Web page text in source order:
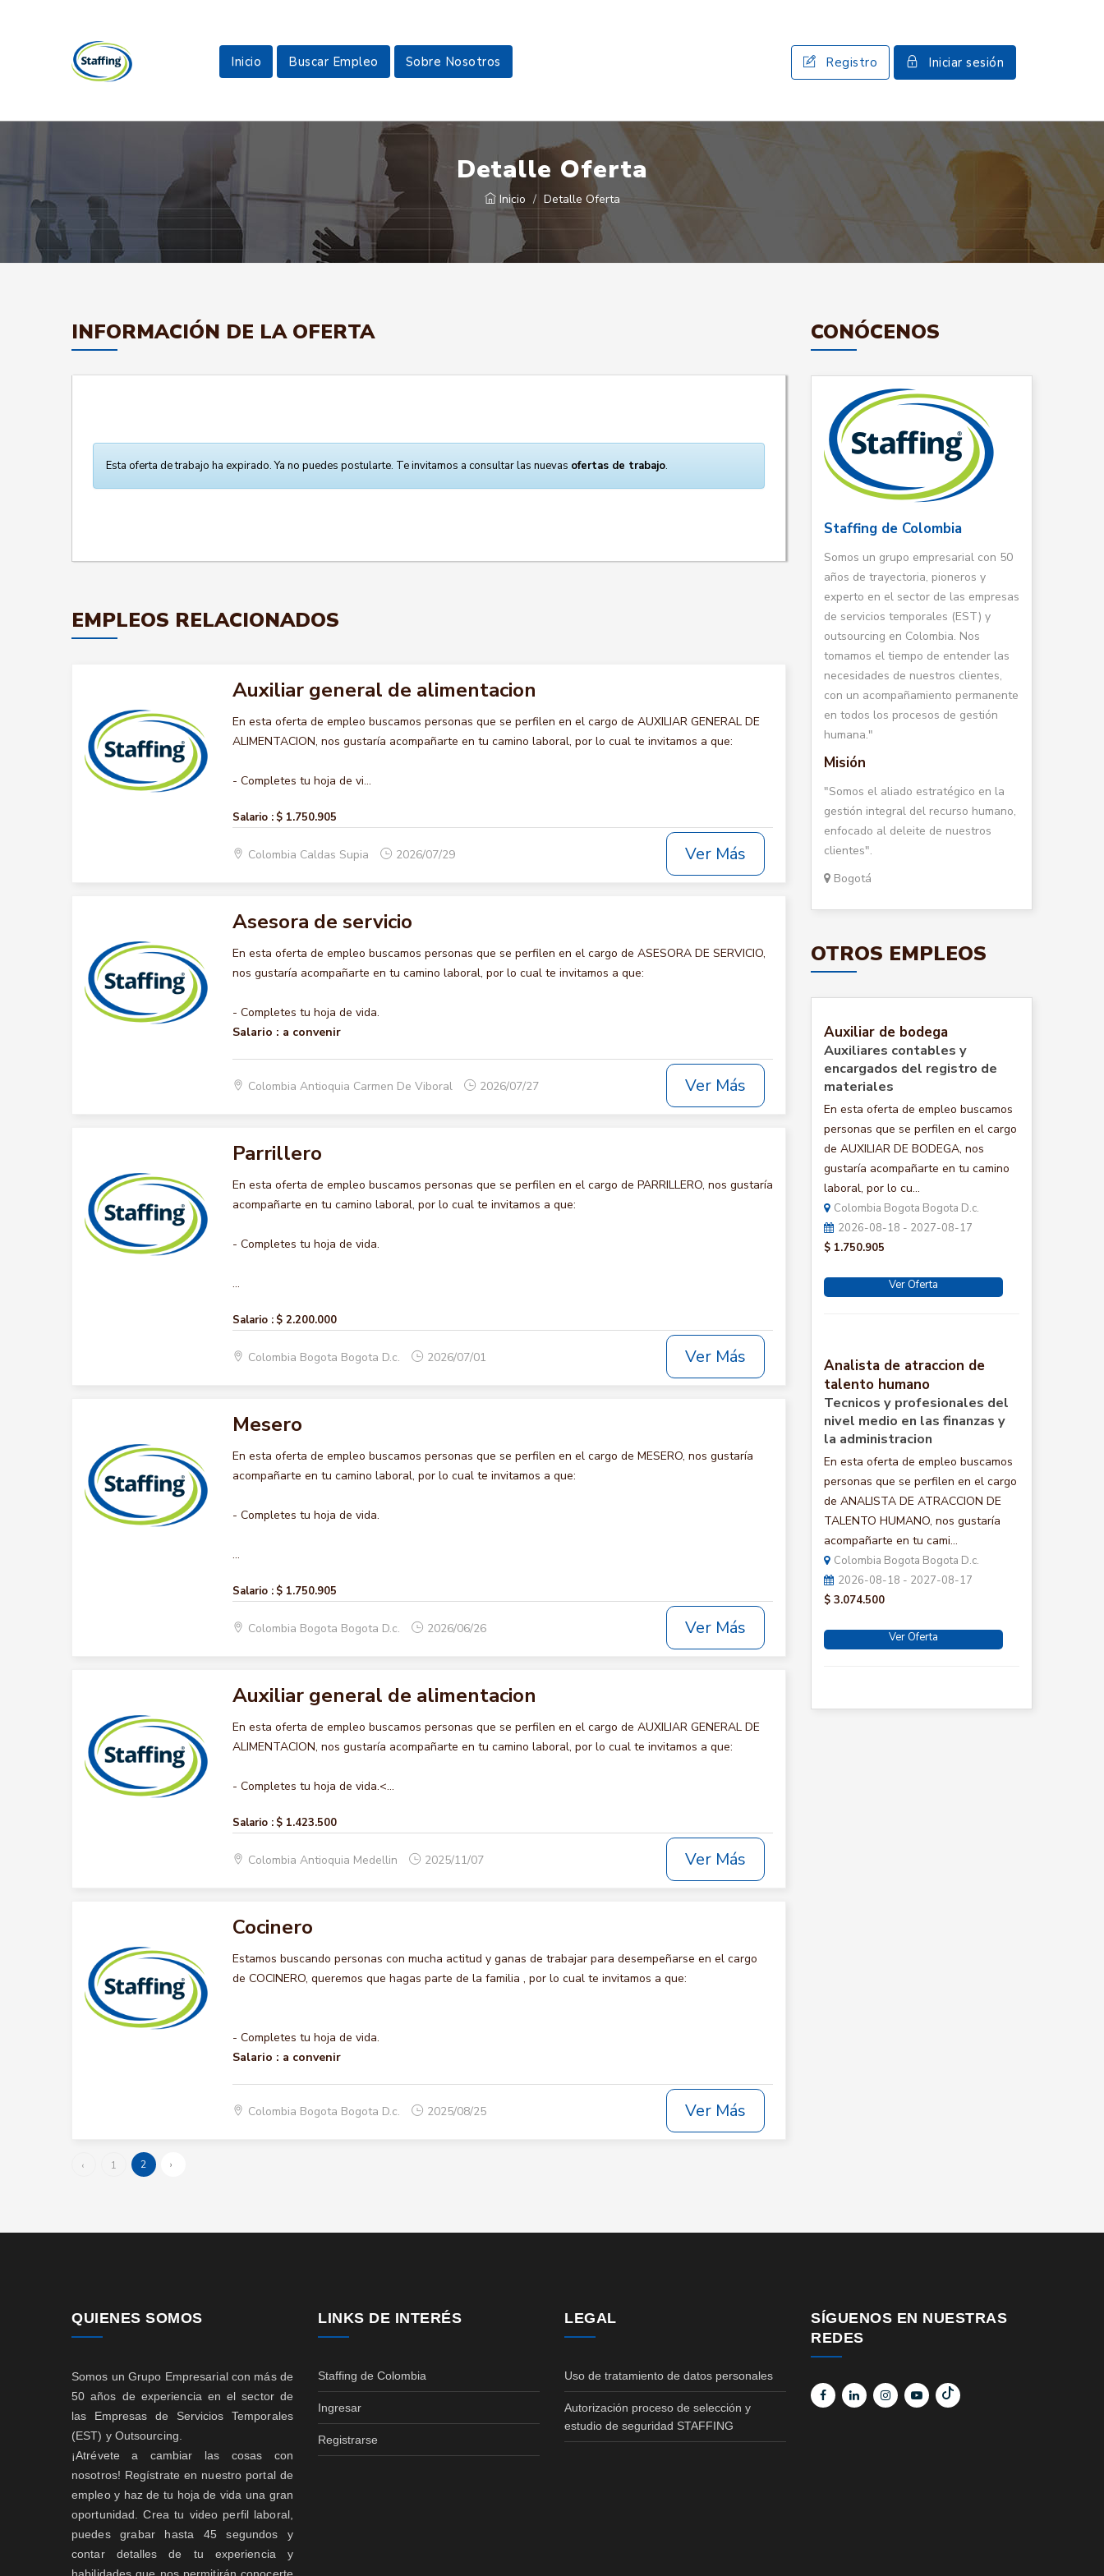
Inicio Buscar Empleo Sobre Nosotros Registro Iniciar sesión
Detalle Oferta
Inicio Detalle Oferta
INFORMACIÓN DE LA OFERTA
Esta oferta de trabajo ha expirado. Ya no puedes postularte. Te invitamos a consultar las nuevas ofertas de trabajo.
EMPLEOS RELACIONADOS
Auxiliar general de alimentacion
En esta oferta de empleo buscamos personas que se perfilen en el cargo de AUXILIAR GENERAL DE
ALIMENTACION, nos gustaría acompañarte en tu camino laboral, por lo cual te invitamos a que:
- Completes tu hoja de vi...
Salario : $ 1.750.905
Colombia Caldas Supia 2026/07/29 Ver Más
Asesora de servicio
En esta oferta de empleo buscamos personas que se perfilen en el cargo de ASESORA DE SERVICIO,
nos gustaría acompañarte en tu camino laboral, por lo cual te invitamos a que:
- Completes tu hoja de vida.
Salario : a convenir
Colombia Antioquia Carmen De Viboral 2026/07/27 Ver Más
Parrillero
En esta oferta de empleo buscamos personas que se perfilen en el cargo de PARRILLERO, nos gustaría
acompañarte en tu camino laboral, por lo cual te invitamos a que:
- Completes tu hoja de vida.
...
Salario : $ 2.200.000
Colombia Bogota Bogota D.c. 2026/07/01 Ver Más
Mesero
En esta oferta de empleo buscamos personas que se perfilen en el cargo de MESERO, nos gustaría
acompañarte en tu camino laboral, por lo cual te invitamos a que:
- Completes tu hoja de vida.
...
Salario : $ 1.750.905
Colombia Bogota Bogota D.c. 2026/06/26 Ver Más
Auxiliar general de alimentacion
En esta oferta de empleo buscamos personas que se perfilen en el cargo de AUXILIAR GENERAL DE
ALIMENTACION, nos gustaría acompañarte en tu camino laboral, por lo cual te invitamos a que:
- Completes tu hoja de vida.<...
Salario : $ 1.423.500
Colombia Antioquia Medellin 2025/11/07 Ver Más
Cocinero
Estamos buscando personas con mucha actitud y ganas de trabajar para desempeñarse en el cargo
de COCINERO, queremos que hagas parte de la familia , por lo cual te invitamos a que:
- Completes tu hoja de vida.
Salario : a convenir
Colombia Bogota Bogota D.c. 2025/08/25 Ver Más
‹ 1 2 ›
CONÓCENOS
Staffing de Colombia
Somos un grupo empresarial con 50
años de trayectoria, pioneros y
experto en el sector de las empresas
de servicios temporales (EST) y
outsourcing en Colombia. Nos
tomamos el tiempo de entender las
necesidades de nuestros clientes,
con un acompañamiento permanente
en todos los procesos de gestión
humana."
Misión
"Somos el aliado estratégico en la
gestión integral del recurso humano,
enfocado al deleite de nuestros
clientes".
Bogotá
OTROS EMPLEOS
Auxiliar de bodega
Auxiliares contables y
encargados del registro de
materiales
En esta oferta de empleo buscamos
personas que se perfilen en el cargo
de AUXILIAR DE BODEGA, nos
gustaría acompañarte en tu camino
laboral, por lo cu...
Colombia Bogota Bogota D.c.
2026-08-18 - 2027-08-17
$ 1.750.905
Ver Oferta
Analista de atraccion de
talento humano
Tecnicos y profesionales del
nivel medio en las finanzas y
la administracion
En esta oferta de empleo buscamos
personas que se perfilen en el cargo
de ANALISTA DE ATRACCION DE
TALENTO HUMANO, nos gustaría
acompañarte en tu cami...
Colombia Bogota Bogota D.c.
2026-08-18 - 2027-08-17
$ 3.074.500
Ver Oferta
QUIENES SOMOS
Somos un Grupo Empresarial con más de
50 años de experiencia en el sector de
las Empresas de Servicios Temporales
(EST) y Outsourcing.
¡Atrévete a cambiar las cosas con
nosotros! Regístrate en nuestro portal de
empleo y haz de tu hoja de vida una gran
oportunidad. Crea tu video perfil laboral,
puedes grabar hasta 45 segundos y
contar detalles de tu experiencia y
LINKS DE INTERÉS
Staffing de Colombia
Ingresar
Registrarse
LEGAL
Uso de tratamiento de datos personales
Autorización proceso de selección y
estudio de seguridad STAFFING
SÍGUENOS EN NUESTRAS
REDES